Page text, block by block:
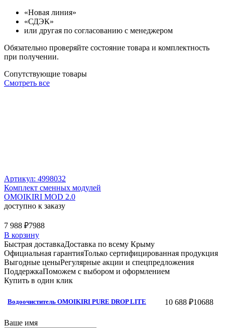
«Новая линия»
«СДЭК»
или другая по согласованию с менеджером
Обязательно проверяйте состояние товара и комплектность
при получении.
Сопутствующие товары
Смотреть все
Артикул: 4998032
Комплект сменных модулей
OMOIKIRI MOD 2.0
доступно к заказу
7 988 ₽7988
В корзину
Быстрая доставкаДоставка по всему Крыму
Официальная гарантияТолько сертифицированная продукция
Выгодные ценыРегулярные акции и спецпредложения
ПоддержкаПоможем с выбором и оформлением
Купить в один клик
Водоочиститель OMOIKIRI PURE DROP LITE 10 688 ₽10688
Ваше имя